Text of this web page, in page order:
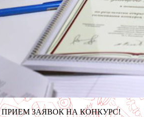
ЗАЯВОК НА КОНКУРС!